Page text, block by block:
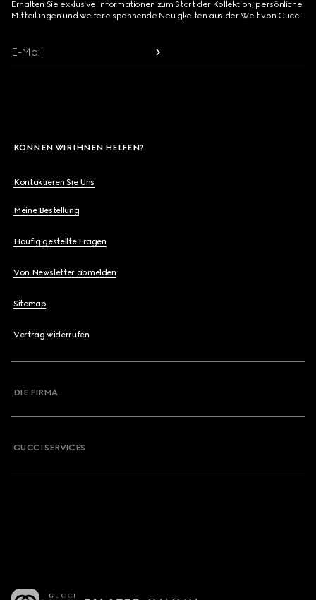
Erhalten Sie exklusive Informationen zum Start der Kollektion, persönliche
Mitteilungen und weitere spannende Neuigkeiten aus der Welt von Gucci.
E-Mail
KÖNNEN WIR IHNEN HELFEN?
Kontaktieren Sie Uns
Meine Bestellung
Häufig gestellte Fragen
Von Newsletter abmelden
Sitemap
Vertrag widerrufen
DIE FIRMA
GUCCI SERVICES